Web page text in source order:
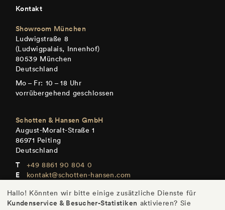
Kontakt
Showroom München
Ludwigstraße 8
(Ludwigpalais, Innenhof)
80539 München
Deutschland
Mo – Fr: 10 – 18 Uhr
vorrübergehend geschlossen
Schotten & Hansen GmbH
August-Moralt-Straße 1
86971 Peiting
Deutschland
+49 8861 90 804 0
kontakt@schotten-hansen.com
+49 8861 90 804 101
Hallo! Könnten wir bitte einige zusätzliche Dienste für
Kundenservice & Besucher-Statistiken aktivieren? Sie